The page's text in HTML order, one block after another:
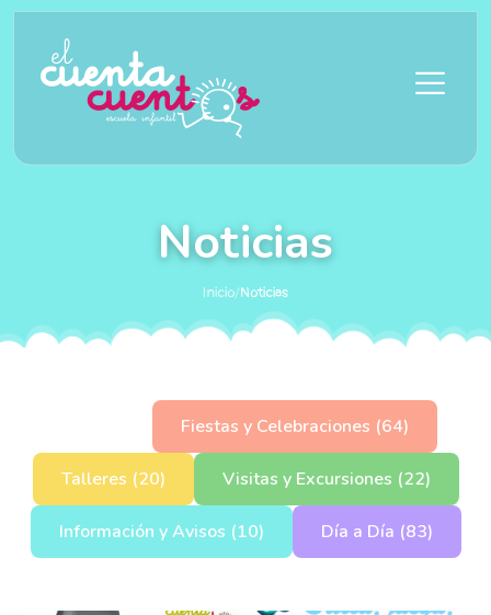
Saltar al contenido principal
Noticias
Inicio/Noticias
Fiestas y Celebraciones (64)
Talleres (20) Visitas y Excursiones (22)
Información y Avisos (10) Día a Día (83)